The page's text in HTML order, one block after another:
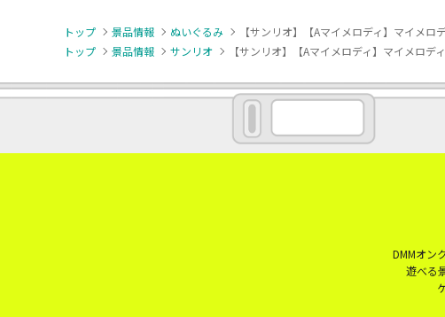
トップ 景品情報 ぬいぐるみ
【サンリオ】【Aマイメロディ】マイメ
トップ
景品情報 サンリオ 【サンリオ】【Aマイメロディ】マイメロ
DMMオン
遊べる